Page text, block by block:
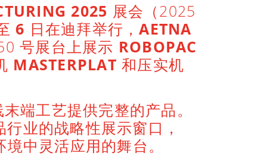
2025 展会（2025
6 日在迪拜举行，AETNA
号展台上展示 ROBOPAC
MASTERPLAT 和压实机
端工艺提供完整的产品。
业的战略性展示窗口，
中灵活应用的舞台。